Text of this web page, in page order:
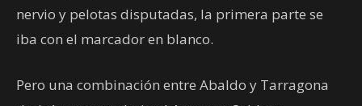
nervio y pelotas disputadas, la primera parte se
iba con el marcador en blanco.
Pero una combinación entre Abaldo y Tarragona